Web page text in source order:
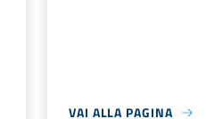
VAI ALLA PAGINA